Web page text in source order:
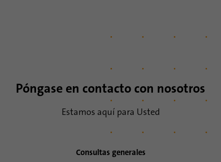
Póngase en contacto con nosotros
Estamos aquí para Usted
Consultas generales